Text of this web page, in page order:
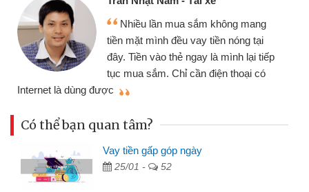
Nhiều lần mua sắm không mang
tiền mặt mình đều vay tiền nóng tại
đây. Tiền vào thẻ ngay là mình lại tiếp
tục mua sắm. Chỉ cần điện thoại có
Internet là dùng được
Có thể bạn quan tâm?
Vay tiền gấp góp ngày
25/01 - 52